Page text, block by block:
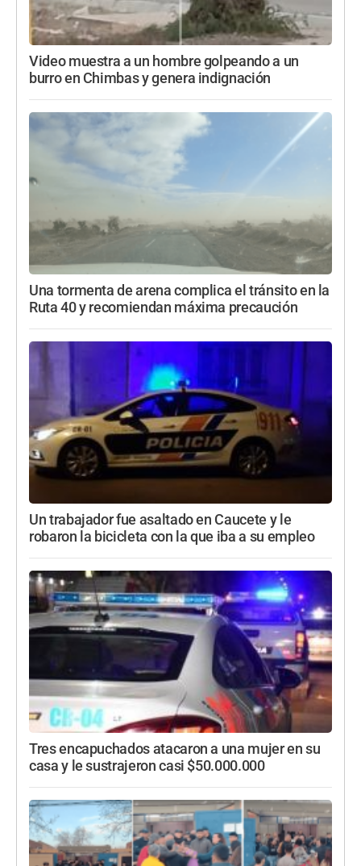
Video muestra a un hombre golpeando a un
burro en Chimbas y genera indignación
Una tormenta de arena complica el tránsito en la
Ruta 40 y recomiendan máxima precaución
Un trabajador fue asaltado en Caucete y le
robaron la bicicleta con la que iba a su empleo
Tres encapuchados atacaron a una mujer en su
casa y le sustrajeron casi $50.000.000